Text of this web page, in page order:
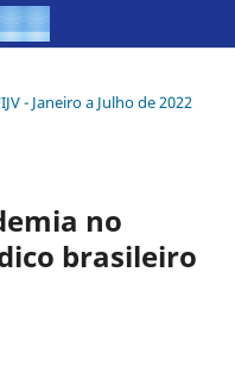
- Janeiro a Julho de 2022
no
brasileiro